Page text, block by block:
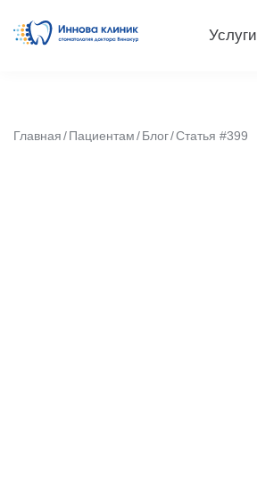
Услуги
Главная Пациентам Блог Статья #399